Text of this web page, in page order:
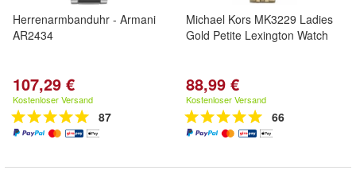
Herrenarmbanduhr - Armani
AR2434
107,29 €
Kostenloser Versand
87
Michael Kors MK3229 Ladies
Gold Petite Lexington Watch
88,99 €
Kostenloser Versand
66